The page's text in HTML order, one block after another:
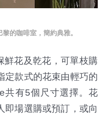
的咖啡室，簡約典雅。
花及乾花，可單枝購
定款式的花束由輕巧的
共有5個尺寸選擇。花
即場選購或預訂，或向